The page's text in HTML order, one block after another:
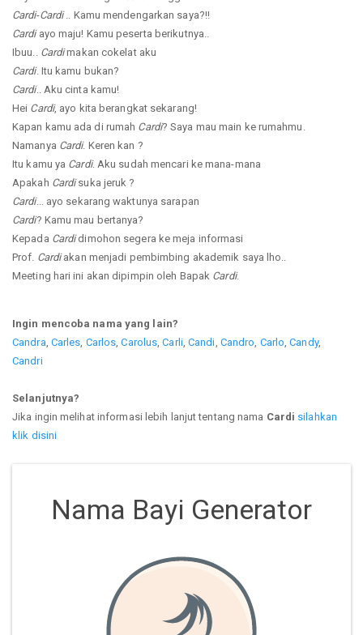
Cardi-Cardi.. Kamu mendengarkan saya?!!
Cardiayo maju! Kamu peserta berikutnya..
Ibuu.. Cardimakan cokelat aku
Cardi. Itu kamu bukan?
Cardi.. Aku cinta kamu!
Hei Cardi, ayo kita berangkat sekarang!
Kapan kamu ada di rumah Cardi? Saya mau main ke rumahmu.
Namanya Cardi. Keren kan ?
Itu kamu ya Cardi. Aku sudah mencari ke mana-mana
Apakah Cardisuka jeruk ?
Cardi... ayo sekarang waktunya sarapan
Cardi? Kamu mau bertanya?
Kepada Cardidimohon segera ke meja informasi
Prof. Cardiakan menjadi pembimbing akademik saya lho..
Meeting hari ini akan dipimpin oleh Bapak Cardi.
Ingin mencoba nama yang lain?
Candra Carles Carlos ,Carolus ,Carli,Candi Candro Carlo ,Candy,
Candri
Selanjutnya?
Jika ingin melihat informasi lebih lanjut tentang nama Cardi silahkan
klik disini
Nama Bayi Generator